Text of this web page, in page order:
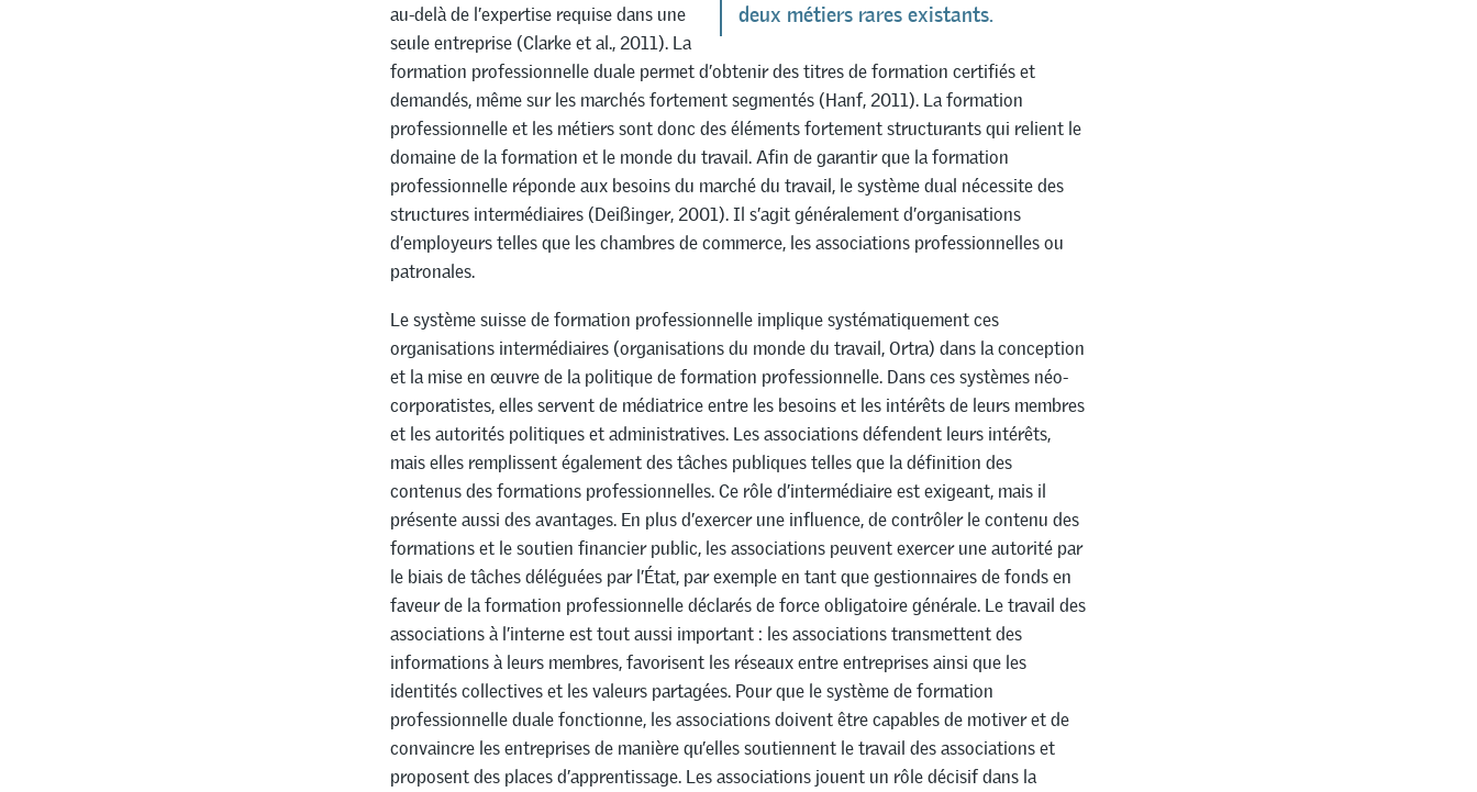
deux métiers rares existants.
au-delà de l’expertise requise dans une
seule entreprise (Clarke et al., 2011). La
formation professionnelle duale permet d’obtenir des titres de formation certifiés et
demandés, même sur les marchés fortement segmentés (Hanf, 2011). La formation
professionnelle et les métiers sont donc des éléments fortement structurants qui relient le
domaine de la formation et le monde du travail. Afin de garantir que la formation
professionnelle réponde aux besoins du marché du travail, le système dual nécessite des
structures intermédiaires (Deißinger, 2001). Il s’agit généralement d’organisations
d’employeurs telles que les chambres de commerce, les associations professionnelles ou
patronales.
Le système suisse de formation professionnelle implique systématiquement ces
organisations intermédiaires (organisations du monde du travail, Ortra) dans la conception
et la mise en œuvre de la politique de formation professionnelle. Dans ces systèmes néo-
corporatistes, elles servent de médiatrice entre les besoins et les intérêts de leurs membres
et les autorités politiques et administratives. Les associations défendent leurs intérêts,
mais elles remplissent également des tâches publiques telles que la définition des
contenus des formations professionnelles. Ce rôle d’intermédiaire est exigeant, mais il
présente aussi des avantages. En plus d’exercer une influence, de contrôler le contenu des
formations et le soutien financier public, les associations peuvent exercer une autorité par
le biais de tâches déléguées par l’État, par exemple en tant que gestionnaires de fonds en
faveur de la formation professionnelle déclarés de force obligatoire générale. Le travail des
associations à l’interne est tout aussi important : les associations transmettent des
informations à leurs membres, favorisent les réseaux entre entreprises ainsi que les
identités collectives et les valeurs partagées. Pour que le système de formation
professionnelle duale fonctionne, les associations doivent être capables de motiver et de
convaincre les entreprises de manière qu’elles soutiennent le travail des associations et
proposent des places d’apprentissage. Les associations jouent un rôle décisif dans la